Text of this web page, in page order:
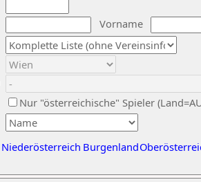
Vorname
Nur "österreichische" Spieler
Niederösterreich Burgenland